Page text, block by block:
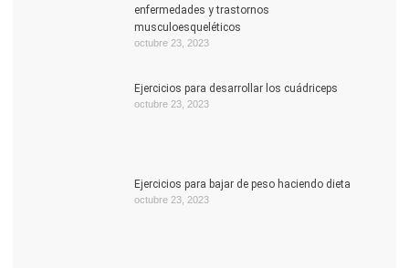
enfermedades y trastornos
musculoesqueléticos
octubre 23, 2023
Ejercicios para desarrollar los cuádriceps
octubre 23, 2023
Ejercicios para bajar de peso haciendo dieta
octubre 23, 2023